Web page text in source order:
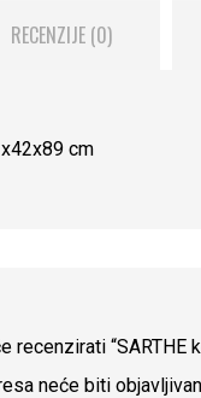
RECENZIJE (0)
cm
recenzirati “SARTHE
neće biti